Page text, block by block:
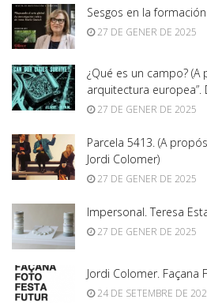
Sesgos en la
27 DE GENER DE 2025
¿Qué es un campo?
arquitectura europea”.
27 DE GENER DE 2025
Parcela 5413. (A
Jordi Colomer)
27 DE GENER DE 2025
Impersonal. Teresa
27 DE GENER DE 2025
Jordi Colomer. Façana
24 DE SETEMBRE DE